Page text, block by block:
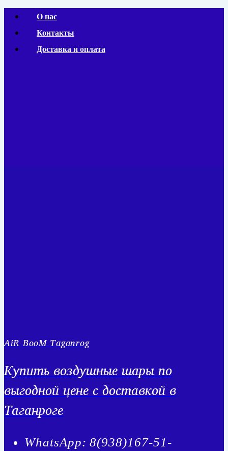
Перейти
содержимому
О нас
Контакты
Доставка и оплата
AiR BooM Taganrog
Купить воздушные шары по
выгодной цене с доставкой в
Таганроге
WhatsApp: 8(938)167-51-